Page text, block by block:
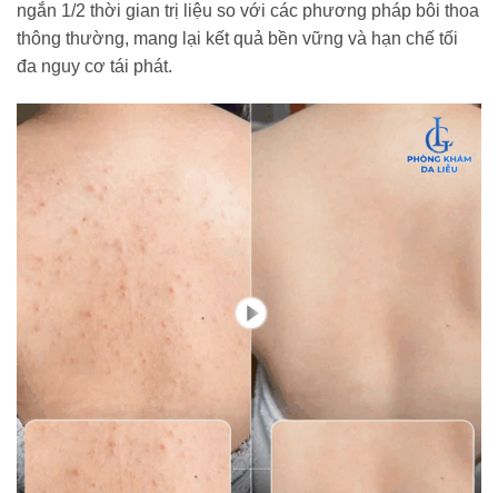
ngắn 1/2 thời gian trị liệu so với các phương pháp bôi thoa
thông thường, mang lại kết quả bền vững và hạn chế tối
đa nguy cơ tái phát.